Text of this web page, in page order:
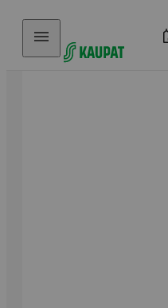
Hyppää sisältöön